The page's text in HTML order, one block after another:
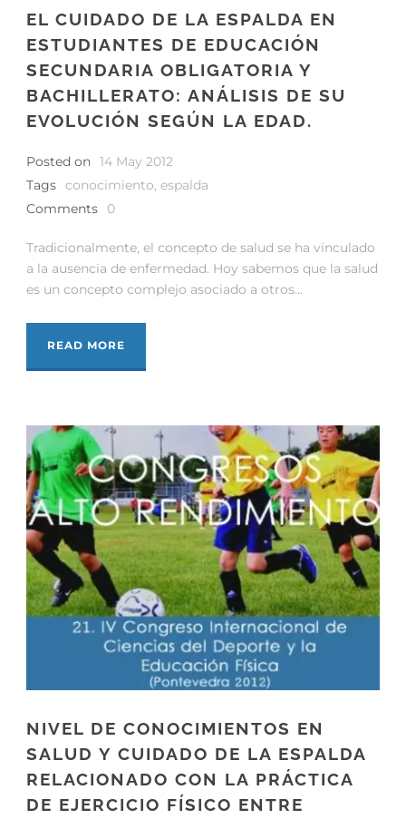
EL CUIDADO DE LA ESPALDA EN
ESTUDIANTES DE EDUCACIÓN
SECUNDARIA OBLIGATORIA Y
BACHILLERATO: ANÁLISIS DE SU
EVOLUCIÓN SEGÚN LA EDAD.
Posted on 14 May 2012
Tags conocimiento, espalda
Comments
0
Tradicionalmente, el concepto de salud se ha vinculado
a la ausencia de enfermedad. Hoy sabemos que la salud
es un concepto complejo asociado a otros...
READ MORE
NIVEL DE CONOCIMIENTOS EN
SALUD Y CUIDADO DE LA ESPALDA
RELACIONADO CON LA PRÁCTICA
DE EJERCICIO FÍSICO ENTRE